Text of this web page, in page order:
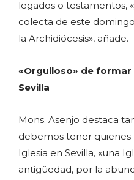
legados o testamentos,
colecta de este
la Archidiócesis», añade.
«Orgulloso» de
Sevilla
Mons. Asenjo destaca
debemos tener
Iglesia en Sevilla, «una
antigüedad, por la